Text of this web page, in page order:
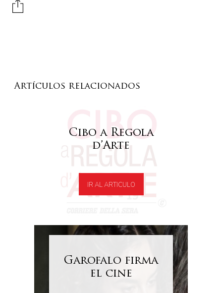
Artículos relacionados
Cibo a Regola
d’Arte
IR AL ARTICULO
Garofalo firma
el cine